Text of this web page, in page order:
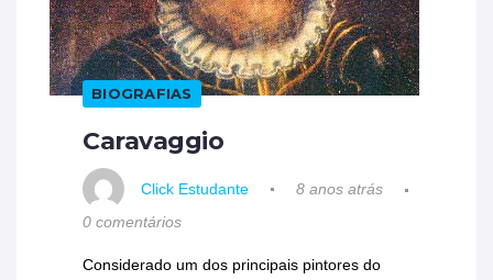
BIOGRAFIAS
Caravaggio
Click Estudante
8 anos atrás
0 comentários
Considerado um dos principais pintores do